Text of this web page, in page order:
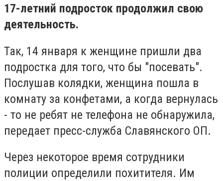
17-летний подросток продолжил свою
деятельность.
Так, 14 января к женщине пришли два
подростка для того, что бы "посевать".
Послушав колядки, женщина пошла в
комнату за конфетами, а когда вернулась
- то не ребят не телефона не обнаружила,
передает пресс-служба Славянского ОП.
Через некоторое время сотрудники
полиции определили похитителя. Им